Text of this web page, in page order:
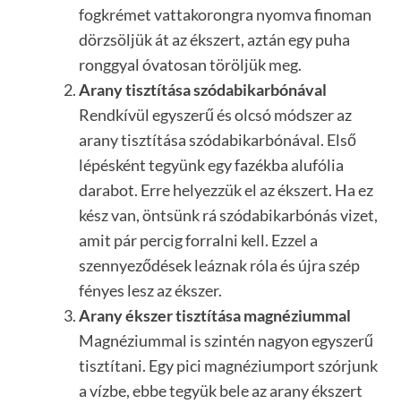
fogkrémet vattakorongra nyomva finoman
dörzsöljük át az ékszert, aztán egy puha
ronggyal óvatosan töröljük meg.
Arany tisztítása szódabikarbónával
Rendkívül egyszerű és olcsó módszer az
arany tisztítása szódabikarbónával. Első
lépésként tegyünk egy fazékba alufólia
darabot. Erre helyezzük el az ékszert. Ha ez
kész van, öntsünk rá szódabikarbónás vizet,
amit pár percig forralni kell. Ezzel a
szennyeződések leáznak róla és újra szép
fényes lesz az ékszer.
Arany ékszer tisztítása magnéziummal
Magnéziummal is szintén nagyon egyszerű
tisztítani. Egy pici magnéziumport szórjunk
a vízbe, ebbe tegyük bele az arany ékszert